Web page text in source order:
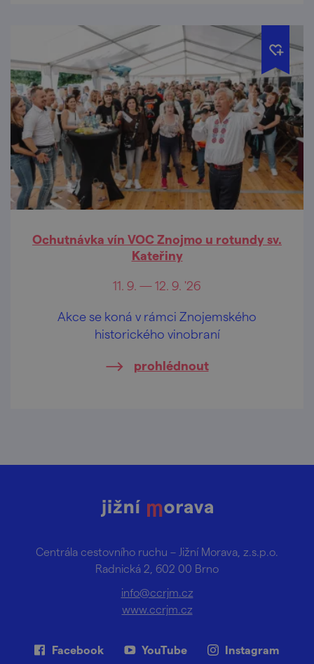
Ochutnávka vín VOC Znojmo u rotundy sv.
Kateřiny
11. 9. — 12. 9. '26
Akce se koná v rámci Znojemského
historického vinobraní
prohlédnout
Centrála cestovního ruchu – Jižní Morava, z.s.p.o.
Radnická 2, 602 00 Brno
info@ccrjm.cz
www.ccrjm.cz
Facebook YouTube Instagram